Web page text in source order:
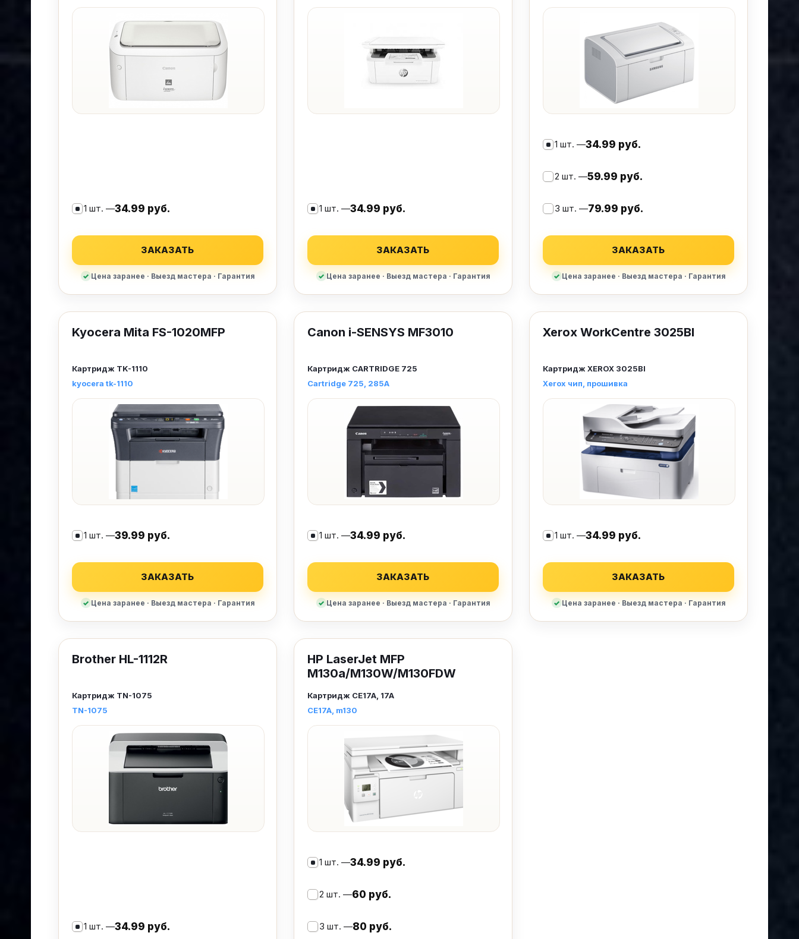
1 шт. —34.99 руб.
ЗАКАЗАТЬ
Цена заранее · Выезд мастера · Гарантия
1 шт. —34.99 руб.
ЗАКАЗАТЬ
Цена заранее · Выезд мастера · Гарантия
1 шт. —34.99 руб.
2 шт. —59.99 руб.
3 шт. —79.99 руб.
ЗАКАЗАТЬ
Цена заранее · Выезд мастера · Гарантия
Kyocera Mita FS-1020MFP
Картридж TK-1110
kyocera tk-1110
1 шт. —39.99 руб.
ЗАКАЗАТЬ
Цена заранее · Выезд мастера · Гарантия
Canon i-SENSYS MF3010
Картридж CARTRIDGE 725
Cartridge 725 285A
1 шт. —34.99 руб.
ЗАКАЗАТЬ
Цена заранее · Выезд мастера · Гарантия
Xerox WorkCentre 3025BI
Картридж XEROX 3025BI
Xerox чип прошивка
1 шт. —34.99 руб.
ЗАКАЗАТЬ
Цена заранее · Выезд мастера · Гарантия
Brother HL-1112R
Картридж TN-1075
TN-1075
1 шт. —34.99 руб.
HP LaserJet MFP
M130a/M130W/M130FDW
Картридж CE17A, 17A
CE17A m130
1 шт. —34.99 руб.
2 шт. —60 руб.
3 шт. —80 руб.